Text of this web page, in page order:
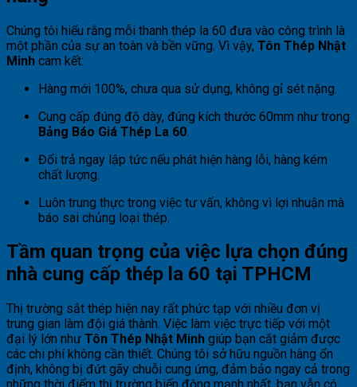
Chúng tôi hiểu rằng mỗi thanh thép la 60 đưa vào công trình là
một phần của sự an toàn và bền vững. Vì vậy, Tôn Thép Nhật
Minh cam kết:
Hàng mới 100%, chưa qua sử dụng, không gỉ sét nặng.
Cung cấp đúng độ dày, đúng kích thước 60mm như trong
Bảng Báo Giá Thép La 60
Đổi trả ngay lập tức nếu phát hiện hàng lỗi, hàng kém
chất lượng.
Luôn trung thực trong việc tư vấn, không vì lợi nhuận mà
báo sai chủng loại thép.
Tầm quan trọng của việc lựa chọn đúng
nhà cung cấp thép la 60 tại TPHCM
Thị trường sắt thép hiện nay rất phức tạp với nhiều đơn vị
trung gian làm đội giá thành. Việc làm việc trực tiếp với một
đại lý lớn như Tôn Thép Nhật Minh giúp bạn cắt giảm được
các chi phí không cần thiết. Chúng tôi sở hữu nguồn hàng ổn
định, không bị đứt gãy chuỗi cung ứng, đảm bảo ngay cả trong